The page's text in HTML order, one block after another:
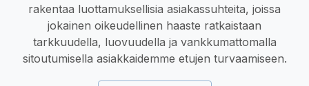
rakentaa luottamuksellisia asiakassuhteita, joissa
jokainen oikeudellinen haaste ratkaistaan
tarkkuudella, luovuudella ja vankkumattomalla
sitoutumisella asiakkaidemme etujen turvaamiseen.